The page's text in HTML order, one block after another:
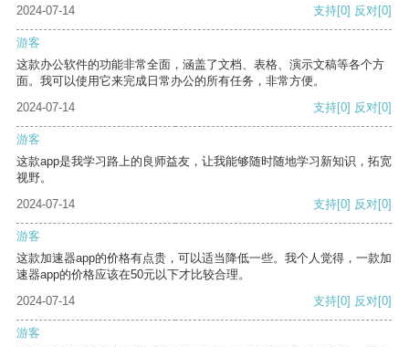
2024-07-14 支持[0] 反对[0]
游客
这款办公软件的功能非常全面，涵盖了文档、表格、演示文稿等各个方
面。我可以使用它来完成日常办公的所有任务，非常方便。
2024-07-14
支持[0] 反对[0]
游客
这款app是我学习路上的良师益友，让我能够随时随地学习新知识，拓宽
视野。
2024-07-14
支持[0] 反对[0]
游客
这款加速器app的价格有点贵，可以适当降低一些。我个人觉得，一款加
速器app的价格应该在50元以下才比较合理。
2024-07-14
支持[0] 反对[0]
游客